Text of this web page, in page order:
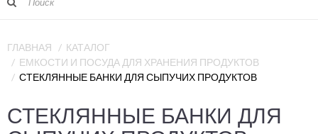
ГЛАВНАЯ
КАТАЛОГ
ЕМКОСТИ И ПОСУДА ДЛЯ ХРАНЕНИЯ ПРОДУКТОВ
СТЕКЛЯННЫЕ БАНКИ ДЛЯ СЫПУЧИХ ПРОДУКТОВ
СТЕКЛЯННЫЕ БАНКИ ДЛЯ